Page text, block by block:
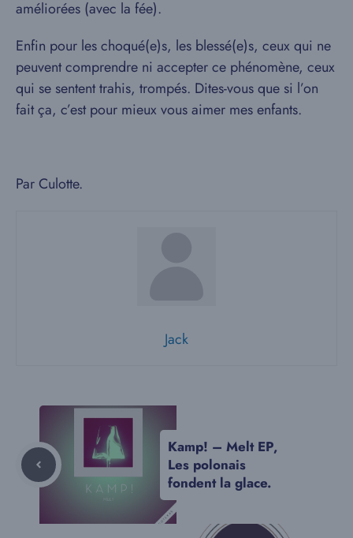
améliorées (avec la fée).
Enfin pour les choqué(e)s, les blessé(e)s, ceux qui ne
peuvent comprendre ni accepter ce phénomène, ceux
qui se sentent trahis, trompés. Dites-vous que si l’on
fait ça, c’est pour mieux vous aimer mes enfants.
Par Culotte.
Jack
Kamp! – Melt EP,
Les polonais
fondent la glace.